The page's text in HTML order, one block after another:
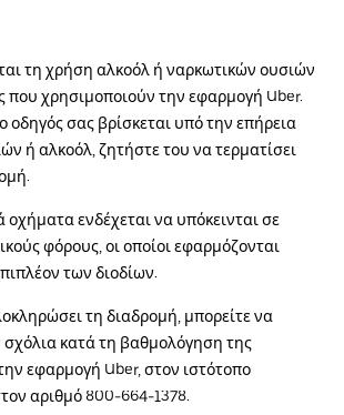
τη χρήση αλκοόλ ή ναρκωτικών ουσιών
που χρησιμοποιούν την εφαρμογή Uber.
οδηγός σας βρίσκεται υπό την επήρεια
ή αλκοόλ, ζητήστε του να τερματίσει
οχήματα ενδέχεται να υπόκεινται σε
φόρους, οι οποίοι εφαρμόζονται
των διοδίων.
τη διαδρομή, μπορείτε να
κατά τη βαθμολόγηση της
εφαρμογή Uber, στον ιστότοπο
αριθμό 800-664-1378.